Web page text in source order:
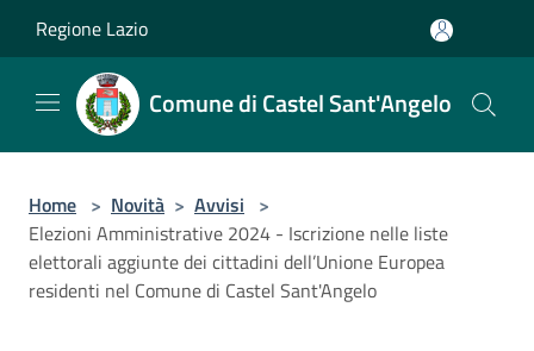
Regione Lazio
Comune di Castel Sant'Angelo
Home > Novità > Avvisi >
Elezioni Amministrative 2024 - Iscrizione nelle liste
elettorali aggiunte dei cittadini dell’Unione Europea
residenti nel Comune di Castel Sant'Angelo